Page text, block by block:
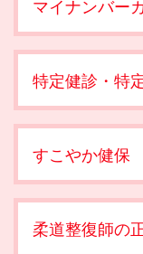
マイナンバー
特定健診・特
すこやか健保
柔道整復師の